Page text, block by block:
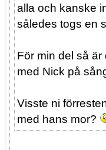
alla och kanske
således togs en
För min del så
med Nick på
Visste ni
med hans mor?